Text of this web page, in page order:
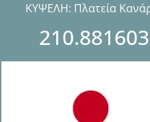
ΚΥΨΕΛΗ: Πλατεία